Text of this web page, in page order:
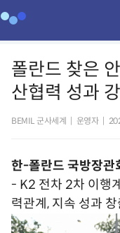
폴란드 찾은
산협력 성과
BEMIL 군사세계 운영자
한-폴란드 국방장관
- K2 전차 2차 이행
력관계, 지속 성과 창